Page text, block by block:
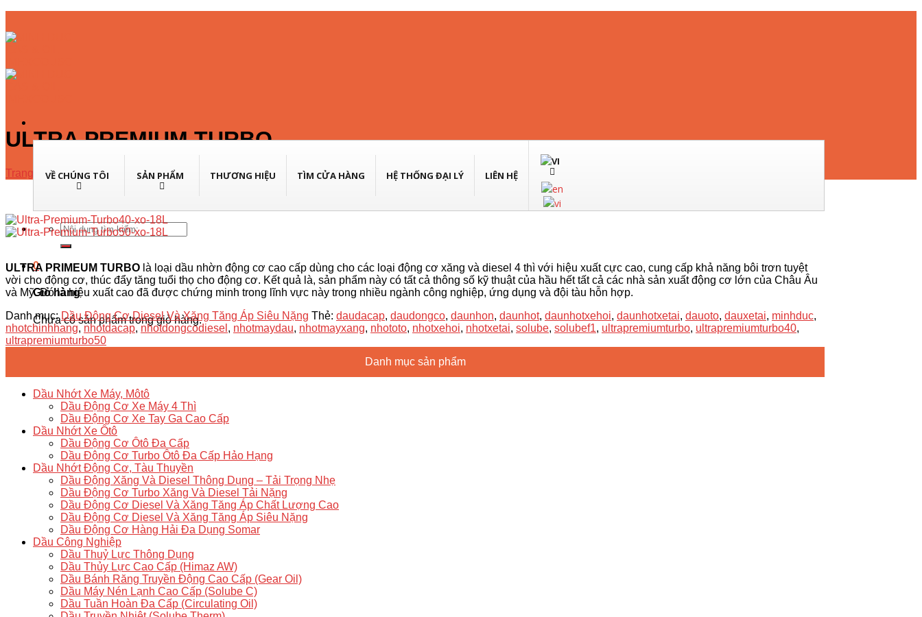
content
VỀ CHÚNG TÔI SẢN PHẨM THƯƠNG HIỆU TÌM CỬA HÀNG HỆ THỐNG ĐẠI LÝ LIÊN HỆ
Tìm
kiếm:
0
Giỏ hàng
Chưa có sản phẩm trong giỏ hàng.
ULTRA PREMIUM TURBO
Trang chủ / Dầu động cơ xe tải, tàu thuyền / Dầu Động Cơ Diesel Và Xăng Tăng Áp Siêu Nặng
ULTRA PRIMEUM TURBO là loại dầu nhờn động cơ cao cấp dùng cho các loại động cơ xăng và diesel 4 thì với hiệu xuất cực cao, cung cấp khả năng bôi trơn tuyệt
vời cho động cơ, thúc đẩy tăng tuổi thọ cho động cơ. Kết quả là, sản phẩm này có tất cả thông số kỹ thuật của hầu hết tất cả các nhà sản xuất động cơ lớn của Châu Âu
và Mỹ. Đó là hiệu xuất cao đã được chứng minh trong lĩnh vực này trong nhiều ngành công nghiệp, ứng dụng và đội tàu hỗn hợp.
Danh mục:Dầu Động Cơ Diesel Và Xăng Tăng Áp Siêu Nặng Thẻ: daudacap, daudongco, daunhon, daunhot, daunhotxehoi, daunhotxetai, dauoto, dauxetai, minhduc,
nhotchinhhang, nhotdacap, nhotdongcodiesel , nhotmaydau, nhotmayxang, nhototo, nhotxehoi, nhotxetai, solube, solubef1, ultrapremiumturbo, ultrapremiumturbo40,
ultrapremiumturbo50
Danh mục sản phẩm
Dầu Nhớt Xe Máy, Môtô
Dầu Động Cơ Xe Máy 4 Thì
Dầu Động Cơ Xe Tay Ga Cao Cấp
Dầu Nhớt Xe Ôtô
Dầu Động Cơ Ôtô Đa Cấp
Dầu Động Cơ Turbo Ôtô Đa Cấp Hảo Hạng
Dầu Nhớt Động Cơ, Tàu Thuyền
Dầu Động Xăng Và Diesel Thông Dụng – Tải Trọng Nhẹ
Dầu Động Cơ Turbo Xăng Và Diesel Tải Nặng
Dầu Động Cơ Diesel Và Xăng Tăng Áp Chất Lượng Cao
Dầu Động Cơ Diesel Và Xăng Tăng Áp Siêu Nặng
Dầu Động Cơ Hàng Hải Đa Dụng Somar
Dầu Công Nghiệp
Dầu Thuỷ Lực Thông Dụng
Dầu Thủy Lực Cao Cấp (Himaz AW)
Dầu Bánh Răng Truyền Động Cao Cấp (Gear Oil)
Dầu Máy Nén Lạnh Cao Cấp (Solube C)
Dầu Tuần Hoàn Đa Cấp (Circulating Oil)